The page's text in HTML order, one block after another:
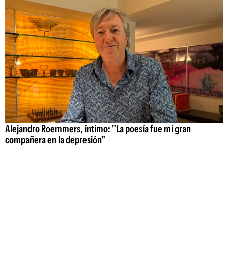
Alejandro Roemmers, íntimo: "La poesía fue mi gran
compañera en la depresión"